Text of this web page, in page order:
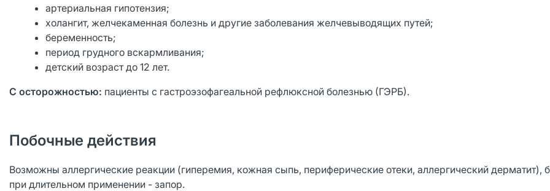
артериальная гипотензия;
холангит, желчекаменная болезнь и другие заболевания желчевыводящих путей;
беременность;
период грудного вскармливания;
детский возраст до 12 лет.
С осторожностью: пациенты с гастроэзофагеальной рефлюксной болезнью (ГЭРБ).
Побочные действия
Возможны аллергические реакции (гиперемия, кожная сыпь, периферические отеки, аллергический дерматит),
при длительном применении - запор.